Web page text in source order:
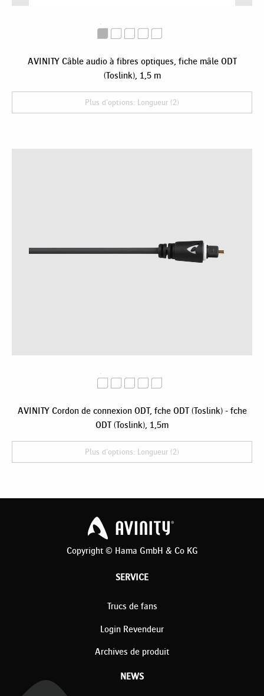
AVINITY Câble audio à fibres optiques, fiche mâle ODT
(Toslink), 1,5 m
Plus d'options: Longueur (2)
AVINITY Cordon de connexion ODT, fche ODT (Toslink) - fche
ODT (Toslink), 1,5m
Plus d'options: Longueur (2)
Copyright © Hama GmbH & Co KG
SERVICE
Trucs de fans
Login Revendeur
Archives de produit
NEWS